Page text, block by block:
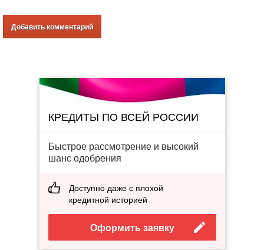
КРЕДИТЫ ПО ВСЕЙ РОССИИ
Быстрое рассмотрение и высокий
шанс одобрения
Доступно даже с плохой
кредитной историей
Оформить заявку